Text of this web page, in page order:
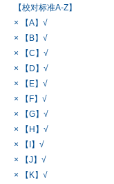
【校对标准A-Z】
× 【A】√
× 【B】√
× 【C】√
× 【D】√
× 【E】√
× 【F】√
× 【G】√
× 【H】√
× 【I】√
× 【J】√
× 【K】√